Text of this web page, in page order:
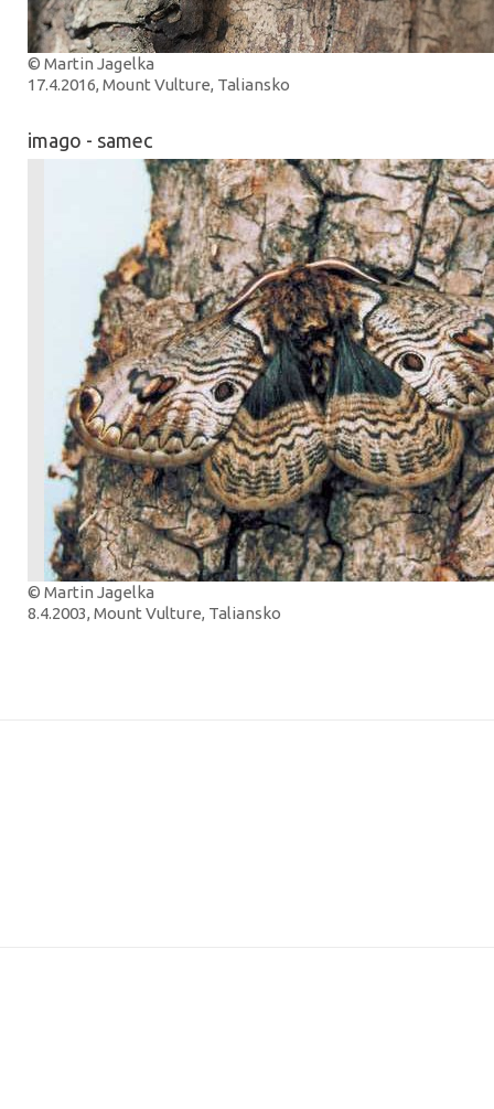
© Martin Jagelka
17.4.2016, Mount Vulture, Taliansko
imago - samec
© Martin Jagelka
8.4.2003, Mount Vulture, Taliansko